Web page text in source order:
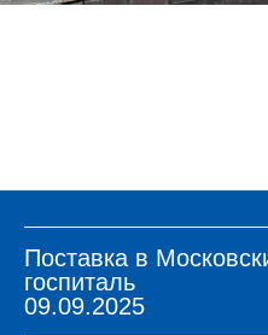
Поставка в
госпиталь
09.09.2025